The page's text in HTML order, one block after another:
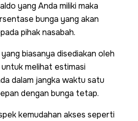
yang Anda miliki maka
bunga yang akan
pihak nasabah.
biasanya disediakan oleh
melihat estimasi
dalam jangka waktu satu
dengan bunga tetap.
kemudahan akses seperti